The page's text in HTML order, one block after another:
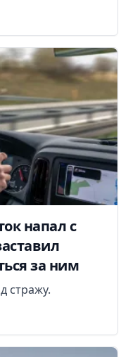
напал с
за ним
стражу.